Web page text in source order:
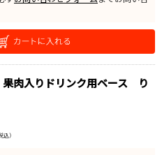
果肉入りドリンク用ベース り
込）